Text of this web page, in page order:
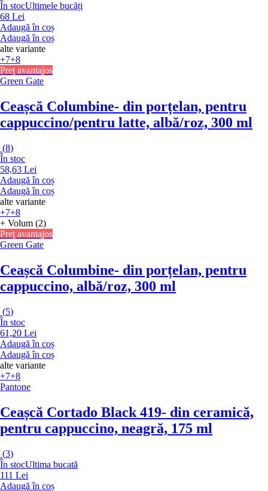
În stocUltimele bucăți
68 Lei
Adaugă în coș
Adaugă în coș
alte variante
+7+8
Preț avantajos
Green Gate
Ceașcă Columbine- din porțelan, pentru
cappuccino/pentru latte, albă/roz, 300 ml
(8)
În stoc
58,63 Lei
Adaugă în coș
Adaugă în coș
alte variante
+7+8
+ Volum (2)
Preț avantajos
Green Gate
Ceașcă Columbine- din porțelan, pentru
cappuccino, albă/roz, 300 ml
(5)
În stoc
61,20 Lei
Adaugă în coș
Adaugă în coș
alte variante
+7+8
Pantone
Ceașcă Cortado Black 419- din ceramică,
pentru cappuccino, neagră, 175 ml
(3)
În stocUltima bucată
111 Lei
Adaugă în coș